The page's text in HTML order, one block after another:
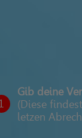
Gib deine
(Diese
letzen